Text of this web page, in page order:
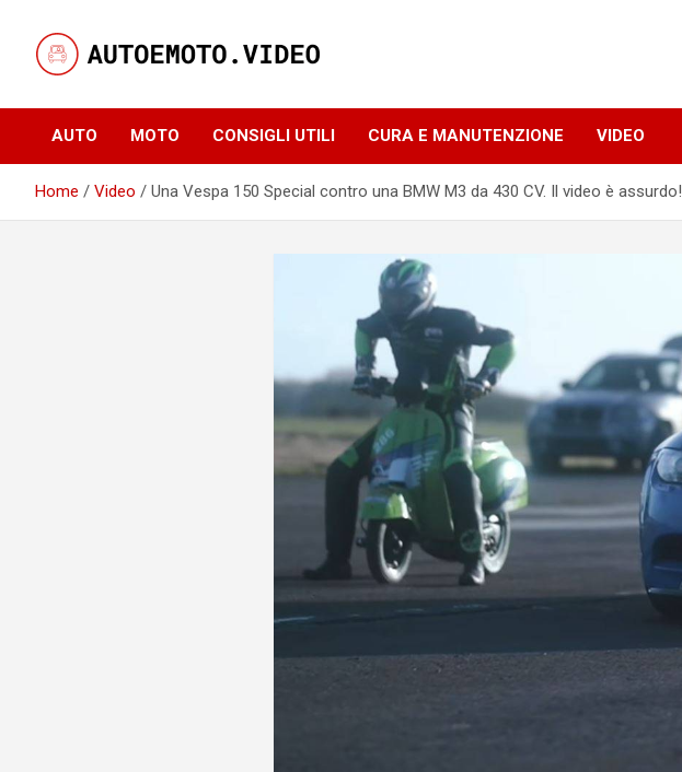
content
AutoeMoto.Video
AUTO MOTO CONSIGLI UTILI CURA E MANUTENZIONE VIDEO
Home Video Una Vespa 150 Special contro una BMW M3 da 430 CV. Il video è assurdo!